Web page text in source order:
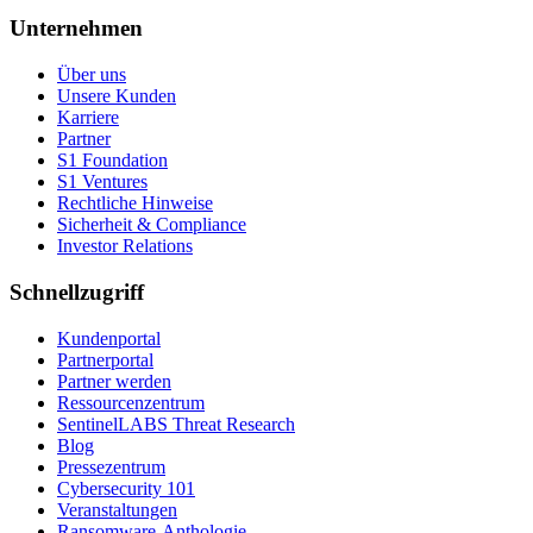
Unternehmen
Über uns
Unsere Kunden
Karriere
Partner
S1 Foundation
S1 Ventures
Rechtliche Hinweise
Sicherheit & Compliance
Investor Relations
Schnellzugriff
Kundenportal
Partnerportal
Partner werden
Ressourcenzentrum
SentinelLABS Threat Research
Blog
Pressezentrum
Cybersecurity 101
Veranstaltungen